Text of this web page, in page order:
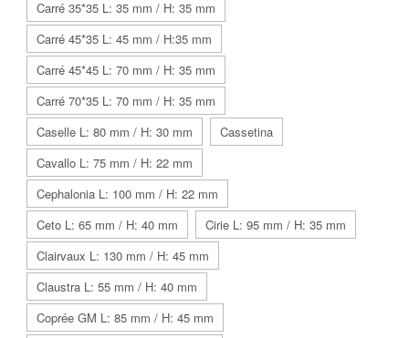
Carré 35*35 L: 35 mm / H: 35 mm
Carré 45*35 L: 45 mm / H:35 mm
Carré 45*45 L: 70 mm / H: 35 mm
Carré 70*35 L: 70 mm / H: 35 mm
Caselle L: 80 mm / H: 30 mm
Cassetina
Cavallo L: 75 mm / H: 22 mm
Cephalonia L: 100 mm / H: 22 mm
Ceto L: 65 mm / H: 40 mm
Cirie L: 95 mm / H: 35 mm
Clairvaux L: 130 mm / H: 45 mm
Claustra L: 55 mm / H: 40 mm
Coprée GM L: 85 mm / H: 45 mm